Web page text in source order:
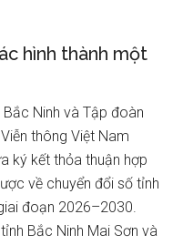
hình thành một
Bắc Ninh và Tập đoàn
thông Việt Nam
ký kết thỏa thuận hợp
về chuyển đổi số tỉnh
đoạn 2026–2030.
Bắc Ninh Mai Sơn và